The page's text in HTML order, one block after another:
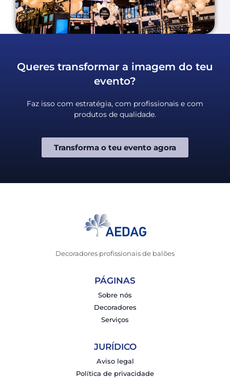
Queres transformar a imagem do teu
evento?
Faz isso com estratégia, com profissionais e com
produtos de qualidade.
Transforma o teu evento agora
Decoradores profissionais de balões
PÁGINAS
Sobre nós
Decoradores
Serviços
JURÍDICO
Aviso legal
Política de privacidade